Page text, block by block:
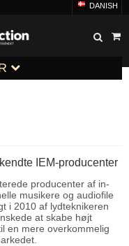
DANISH
IEM-producenter
producenter af in-
musikere og audiofile
i 2010 af lydteknikeren
at skabe højt
en mere overkommelig